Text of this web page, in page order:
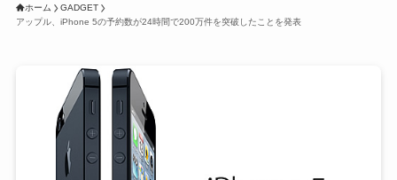
ホーム
GADGET
アップル、iPhone 5の予約数が24時間で200万件を突破したことを発表